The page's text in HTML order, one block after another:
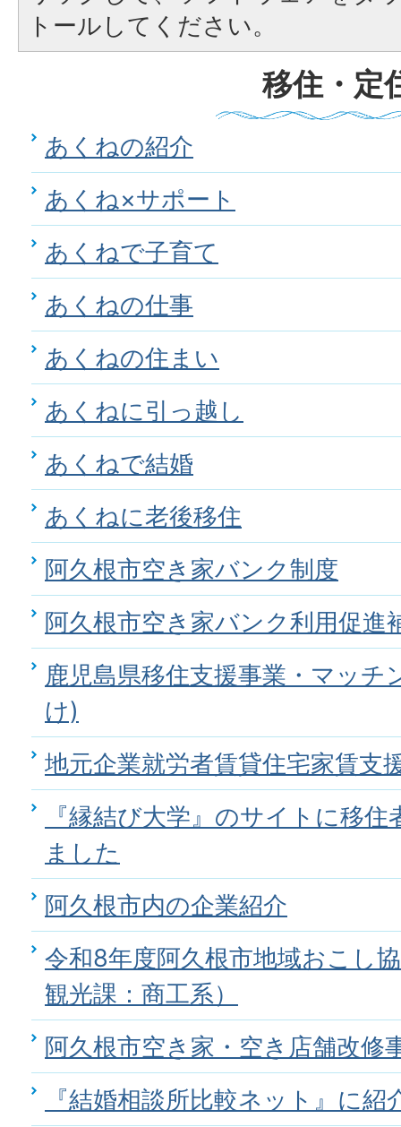
トールしてください。
移住・定
あくねの紹介
あくね×サポート
あくねで子育て
あくねの仕事
あくねの住まい
あくねに引っ越し
あくねで結婚
あくねに老後移住
阿久根市空き家バンク制度
阿久根市空き家バンク利用促進
鹿児島県移住支援事業・マッチ
け)
地元企業就労者賃貸住宅家賃支
『縁結び大学』のサイトに移
ました
阿久根市内の企業紹介
令和8年度阿久根市地域おこし
観光課：商工系）
阿久根市空き家・空き店舗改修
『結婚相談所比較ネット』に